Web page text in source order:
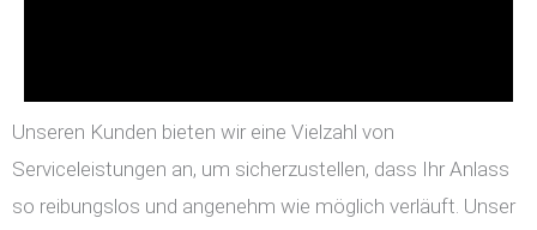
Unseren Kunden bieten wir eine Vielzahl von
Serviceleistungen an, um sicherzustellen, dass Ihr Anlass
so reibungslos und angenehm wie möglich verläuft. Unser